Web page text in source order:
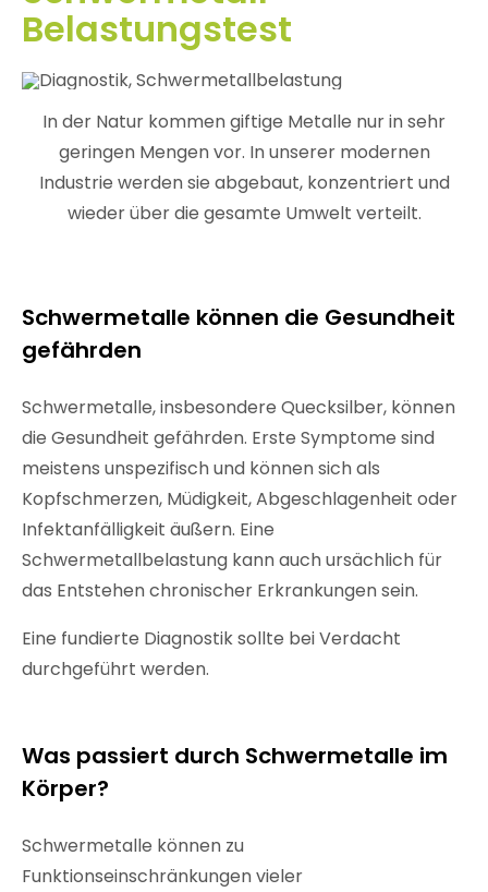
Belastungstest
In der Natur kommen giftige Metalle nur in sehr
geringen Mengen vor. In unserer modernen
Industrie werden sie abgebaut, konzentriert und
wieder über die gesamte Umwelt verteilt.
Schwermetalle können die Gesundheit
gefährden
Schwermetalle, insbesondere Quecksilber, können
die Gesundheit gefährden. Erste Symptome sind
meistens unspezifisch und können sich als
Kopfschmerzen, Müdigkeit, Abgeschlagenheit oder
Infektanfälligkeit äußern. Eine
Schwermetallbelastung kann auch ursächlich für
das Entstehen chronischer Erkrankungen sein.
Eine fundierte Diagnostik sollte bei Verdacht
durchgeführt werden.
Was passiert durch Schwermetalle im
Körper?
Schwermetalle können zu
Funktionseinschränkungen vieler